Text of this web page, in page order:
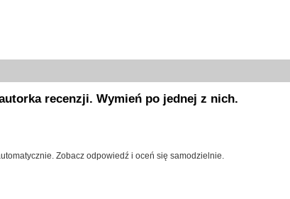
recenzji. Wymień po jednej z nich.
Zobacz odpowiedź i oceń się samodzielnie.